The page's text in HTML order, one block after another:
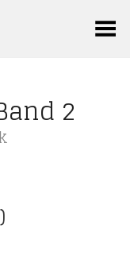
Toggle Menu
2